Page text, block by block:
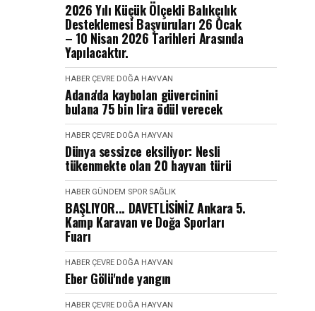
2026 Yılı Küçük Ölçekli Balıkçılık
Desteklemesi Başvuruları 26 Ocak
– 10 Nisan 2026 Tarihleri Arasında
Yapılacaktır.
HABER ÇEVRE DOĞA HAYVAN
Adana'da kaybolan güvercinini
bulana 75 bin lira ödül verecek
HABER ÇEVRE DOĞA HAYVAN
Dünya sessizce eksiliyor: Nesli
tükenmekte olan 20 hayvan türü
HABER GÜNDEM SPOR SAĞLIK
BAŞLIYOR... DAVETLİSİNİZ Ankara 5.
Kamp Karavan ve Doğa Sporları
Fuarı
HABER ÇEVRE DOĞA HAYVAN
Eber Gölü'nde yangın
HABER ÇEVRE DOĞA HAYVAN